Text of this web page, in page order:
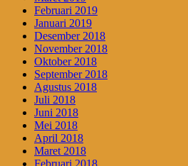
Februari 2019
Januari 2019
Desember 2018
November 2018
Oktober 2018
September 2018
Agustus 2018
Juli 2018
Juni 2018
Mei 2018
April 2018
Maret 2018